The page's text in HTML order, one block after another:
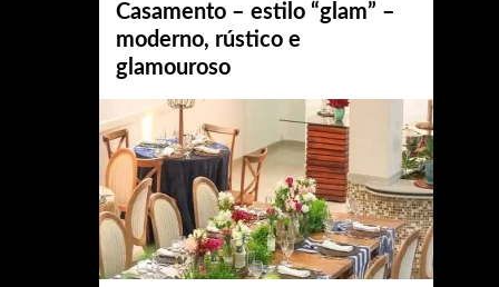
Casamento – estilo “glam” –
moderno, rústico e
glamouroso